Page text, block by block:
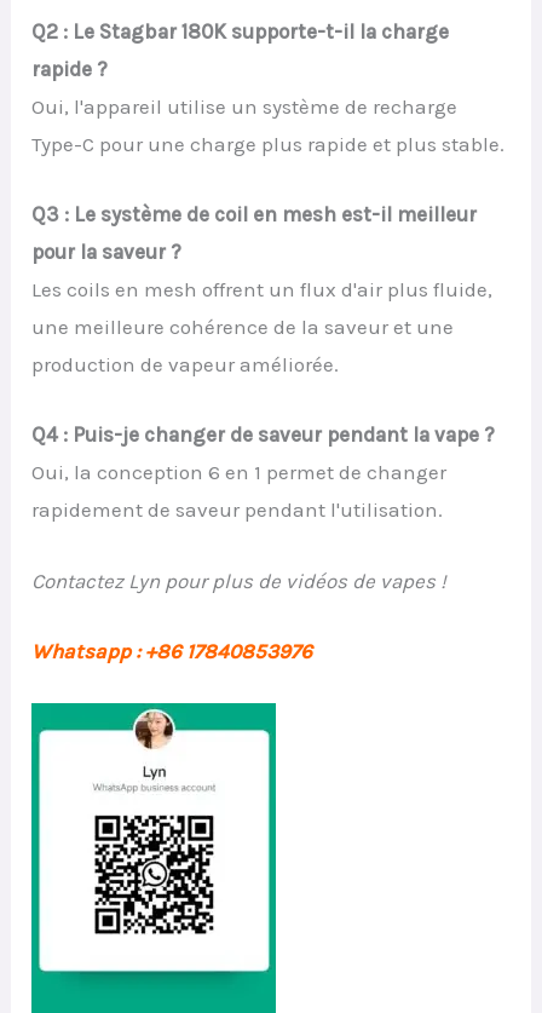
Q2 : Le Stagbar 180K supporte-t-il la charge
rapide ?
Oui, l'appareil utilise un système de recharge
Type-C pour une charge plus rapide et plus stable.
Q3 : Le système de coil en mesh est-il meilleur
pour la saveur ?
Les coils en mesh offrent un flux d'air plus fluide,
une meilleure cohérence de la saveur et une
production de vapeur améliorée.
Q4 : Puis-je changer de saveur pendant la vape ?
Oui, la conception 6 en 1 permet de changer
rapidement de saveur pendant l'utilisation.
Contactez Lyn pour plus de vidéos de vapes !
Whatsapp : +86 17840853976